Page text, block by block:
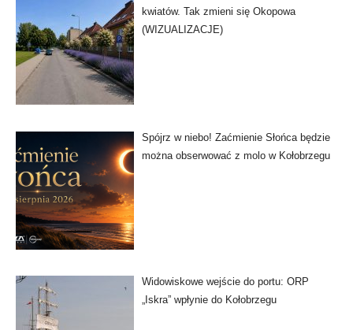
kwiatów. Tak zmieni się Okopowa
(WIZUALIZACJE)
Spójrz w niebo! Zaćmienie Słońca będzie
można obserwować z molo w Kołobrzegu
Widowiskowe wejście do portu: ORP
„Iskra” wpłynie do Kołobrzegu